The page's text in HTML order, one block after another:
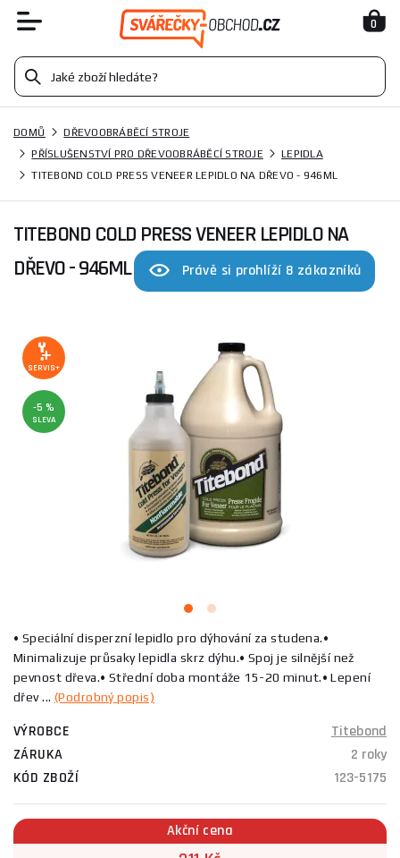
0
DOMŮ
DŘEVOOBRÁBĚCÍ STROJE
PŘÍSLUŠENSTVÍ PRO DŘEVOOBRÁBĚCÍ STROJE
LEPIDLA
TITEBOND COLD PRESS VENEER LEPIDLO NA DŘEVO - 946ML
TITEBOND COLD PRESS VENEER LEPIDLO NA
DŘEVO - 946ML
Právě si prohlíží 8 zákazníků
SERVIS+
-5 %
SLEVA
• Speciální disperzní lepidlo pro dýhování za studena.•
Minimalizuje průsaky lepidla skrz dýhu.• Spoj je silnější než
pevnost dřeva.• Střední doba montáže 15-20 minut.• Lepení
dřev ... (Podrobný popis)
VÝROBCE
Titebond
ZÁRUKA
2 roky
KÓD ZBOŽÍ
123-5175
Akční cena